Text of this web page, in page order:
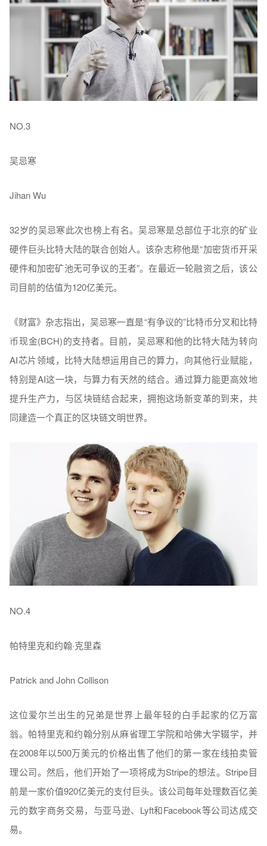
NO.3
吴忌寒
Jihan Wu
32岁的吴忌寒此次也榜上有名。吴忌寒是总部位于北京的矿业
硬件巨头比特大陆的联合创始人。该杂志称他是“加密货币开采
硬件和加密矿池无可争议的王者”。在最近一轮融资之后，该公
司目前的估值为120亿美元。
《财富》杂志指出，吴忌寒一直是“有争议的”比特币分叉和比特
币现金(BCH)的支持者。目前，吴忌寒和他的比特大陆为转向
AI芯片领域，比特大陆想运用自己的算力，向其他行业赋能，
特别是AI这一块，与算力有天然的结合。通过算力能更高效地
提升生产力，与区块链结合起来，拥抱这场新变革的到来，共
同建造一个真正的区块链文明世界。
NO.4
帕特里克和约翰·克里森
Patrick and John Collison
这位爱尔兰出生的兄弟是世界上最年轻的白手起家的亿万富
翁。帕特里克和约翰分别从麻省理工学院和哈佛大学辍学，并
在2008年以500万美元的价格出售了他们的第一家在线拍卖管
理公司。然后，他们开始了一项将成为Stripe的想法。Stripe目
前是一家价值920亿美元的支付巨头。该公司每年处理数百亿美
元的数字商务交易，与亚马逊、Lyft和Facebook等公司达成交
易。